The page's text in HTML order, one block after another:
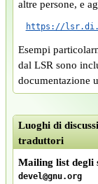
altre persone, e
https://
Esempi
dal LSR sono
documentazione
Luoghi di
traduttori
Mailing list
devel@gnu.org